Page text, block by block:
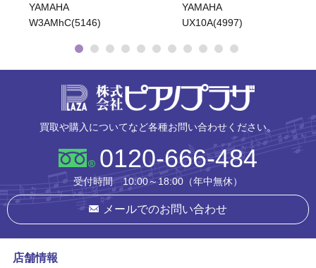
YAMAHA
W3AMhC(5146)
YAMAHA
UX10A(4997)
買取や購入についてなど各種お問い合わせください。
0120-666-484
受付時間 10:00～18:00（年中無休）
メールでのお問い合わせ
店舗情報